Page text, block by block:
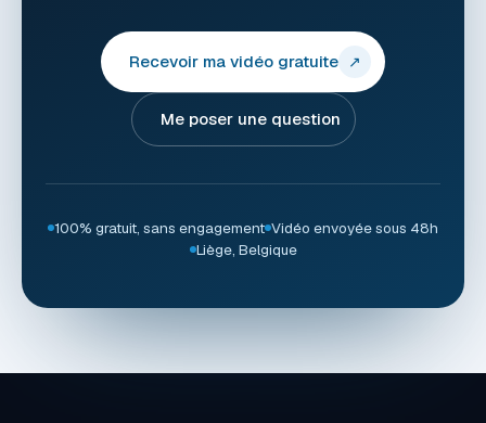
Recevoir ma vidéo gratuite ↗
Me poser une question
100% gratuit, sans engagement Vidéo envoyée sous 48h
Liège, Belgique